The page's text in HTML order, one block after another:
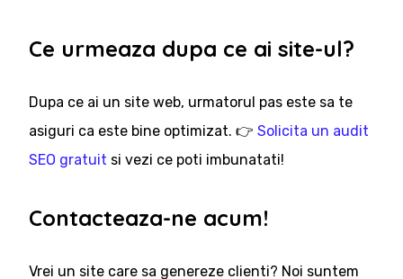
Ce urmeaza dupa ce ai site-ul?
Dupa ce ai un site web, urmatorul pas este sa te
asiguri ca este bine optimizat. 👉 Solicita un audit
SEO gratuit si vezi ce poti imbunatati!
Contacteaza-ne acum!
Vrei un site care sa genereze clienti? Noi suntem